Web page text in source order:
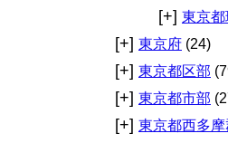
[+] 東京
[+] 東京府 (24)
[+] 東京都区部
[+] 東京都市部
[+] 東京都西多摩